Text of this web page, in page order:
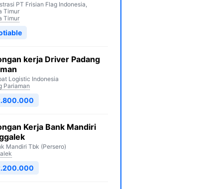
PT Frisian Flag Indonesia,
Timur
Timur
kerja Driver Padang
Logistic Indonesia
Pariaman
Kerja Bank Mandiri
Mandiri Tbk (Persero)